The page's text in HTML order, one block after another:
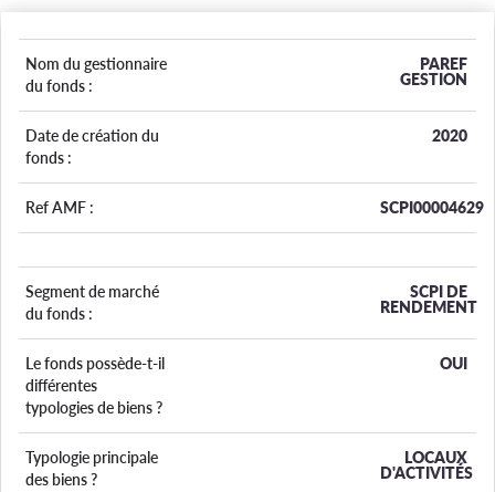
Nom du gestionnaire
du fonds :
PAREF
GESTION
Date de création du
fonds :
2020
Ref AMF : SCPI00004629
Segment de marché
du fonds :
SCPI DE
RENDEMENT
Le fonds possède-t-il
différentes
typologies de biens ?
OUI
Typologie principale
des biens ?
LOCAUX
D'ACTIVITÉS